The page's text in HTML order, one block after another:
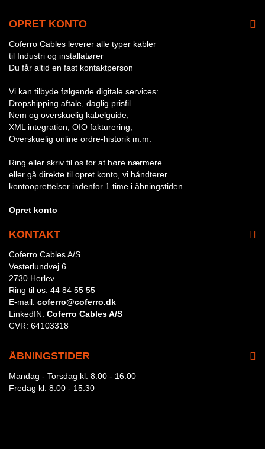
OPRET KONTO
Coferro Cables leverer alle typer kabler
til Industri og installatører
Du får altid en fast kontaktperson
Vi kan tilbyde følgende digitale services:
Dropshipping aftale, daglig prisfil
Nem og overskuelig kabelguide,
XML integration, OIO fakturering,
Overskuelig online ordre-historik m.m.
Ring eller skriv til os for at høre nærmere
eller gå direkte til opret konto, vi håndterer
kontooprettelser indenfor 1 time i åbningstiden.
Opret konto
KONTAKT
Coferro Cables A/S
Vesterlundvej 6
2730 Herlev
Ring til os: 44 84 55 55
E-mail: coferro@coferro.dk
LinkedIN: Coferro Cables A/S
CVR: 64103318
ÅBNINGSTIDER
Mandag - Torsdag kl. 8:00 - 16:00
Fredag kl. 8:00 - 15.30